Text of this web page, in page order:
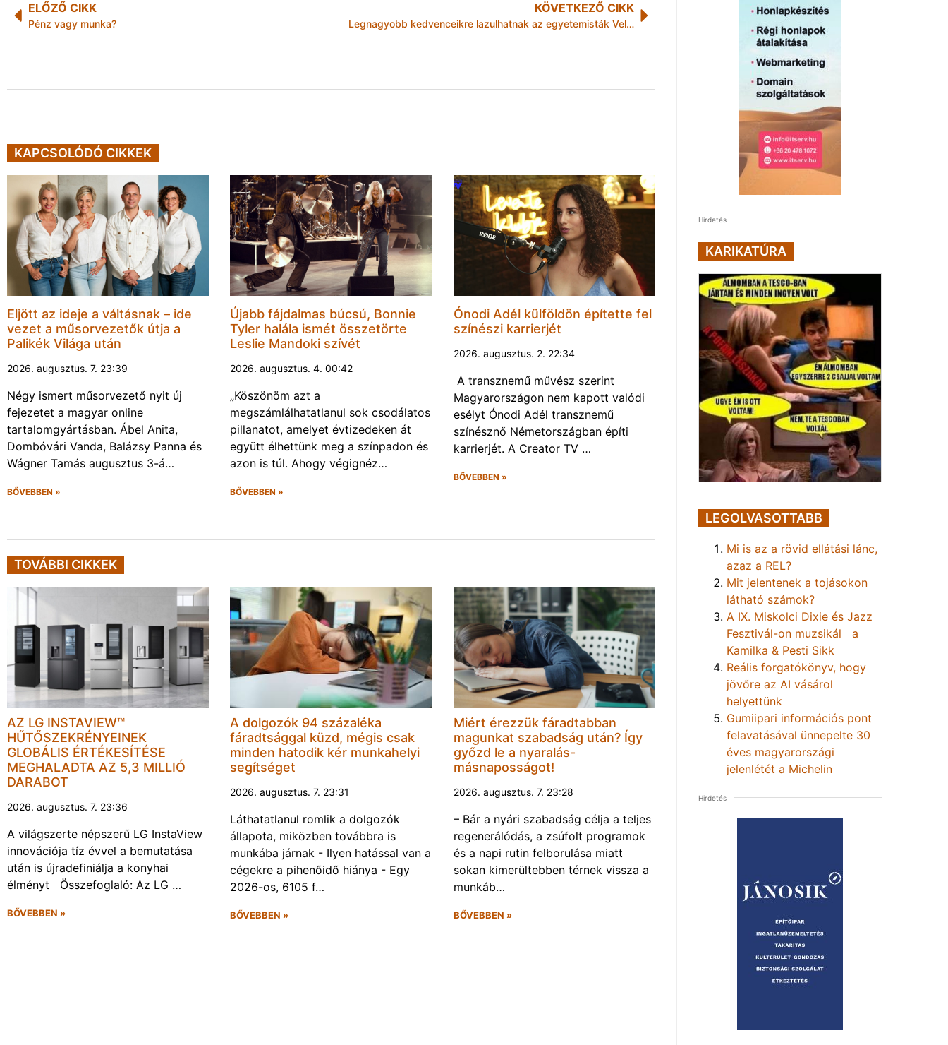
ELŐZŐ CIKK
Pénz vagy munka?
KÖVETKEZŐ CIKK
Legnagyobb kedvenceikre lazulhatnak az egyetemisták Velencén
KAPCSOLÓDÓ CIKKEK
Eljött az ideje a váltásnak – ide
vezet a műsorvezetők útja a
Palikék Világa után
2026. augusztus. 7. 23:39
Négy ismert műsorvezető nyit új
fejezetet a magyar online
tartalomgyártásban. Ábel Anita,
Dombóvári Vanda, Balázsy Panna és
Wágner Tamás augusztus 3-á…
BŐVEBBEN »
Újabb fájdalmas búcsú, Bonnie
Tyler halála ismét összetörte
Leslie Mandoki szívét
2026. augusztus. 4. 00:42
„Köszönöm azt a
megszámlálhatatlanul sok csodálatos
pillanatot, amelyet évtizedeken át
együtt élhettünk meg a színpadon és
azon is túl. Ahogy végignéz…
BŐVEBBEN »
Ónodi Adél külföldön építette fel
színészi karrierjét
2026. augusztus. 2. 22:34
A transznemű művész szerint
Magyarországon nem kapott valódi
esélyt Ónodi Adél transznemű
színésznő Németországban építi
karrierjét. A Creator TV …
BŐVEBBEN »
TOVÁBBI CIKKEK
AZ LG INSTAVIEW™
HŰTŐSZEKRÉNYEINEK
GLOBÁLIS ÉRTÉKESÍTÉSE
MEGHALADTA AZ 5,3 MILLIÓ
DARABOT
2026. augusztus. 7. 23:36
A világszerte népszerű LG InstaView
innovációja tíz évvel a bemutatása
után is újradefiniálja a konyhai
élményt Összefoglaló: Az LG …
BŐVEBBEN »
A dolgozók 94 százaléka
fáradtsággal küzd, mégis csak
minden hatodik kér munkahelyi
segítséget
2026. augusztus. 7. 23:31
Láthatatlanul romlik a dolgozók
állapota, miközben továbbra is
munkába járnak - Ilyen hatással van a
cégekre a pihenőidő hiánya - Egy
2026-os, 6105 f…
BŐVEBBEN »
Miért érezzük fáradtabban
magunkat szabadság után? Így
győzd le a nyaralás-
másnaposságot!
2026. augusztus. 7. 23:28
– Bár a nyári szabadság célja a teljes
regenerálódás, a zsúfolt programok
és a napi rutin felborulása miatt
sokan kimerültebben térnek vissza a
munkáb…
BŐVEBBEN »
Hirdetés
KARIKATÚRA
LEGOLVASOTTABB
Mi is az a rövid ellátási lánc,
azaz a REL?
Mit jelentenek a tojásokon
látható számok?
A IX. Miskolci Dixie és Jazz
Fesztivál-on muzsikál a
Kamilka & Pesti Sikk
Reális forgatókönyv, hogy
jövőre az AI vásárol
helyettünk
Gumiipari információs pont
felavatásával ünnepelte 30
éves magyarországi
jelenlétét a Michelin
Hirdetés